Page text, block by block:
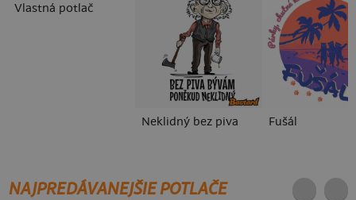
Vlastná potlač
Neklidný bez piva Fušál
NAJPREDÁVANEJŠIE POTLAČE